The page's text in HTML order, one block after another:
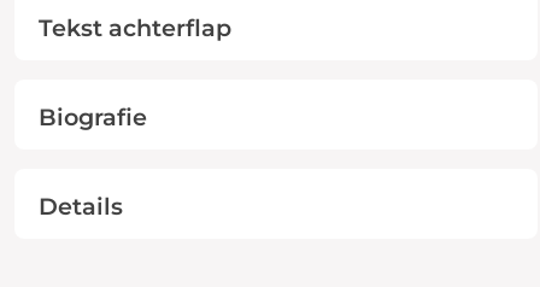
Tekst achterflap
Biografie
Details